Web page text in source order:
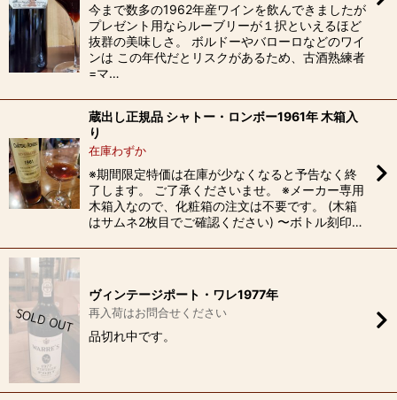
今まで数多の1962年産ワインを飲んできましたが
プレゼント用ならルーブリーが１択といえるほど
抜群の美味しさ。 ボルドーやバローロなどのワイ
ンは この年代だとリスクがあるため、古酒熟練者
=マ…
蔵出し正規品 シャトー・ロンボー1961年 木箱入
り
在庫わずか
※期間限定特価は在庫が少なくなると予告なく終
了します。 ご了承くださいませ。 ※メーカー専用
木箱入なので、化粧箱の注文は不要です。 (木箱
はサムネ2枚目でご確認ください) 〜ボトル刻印…
ヴィンテージポート・ワレ1977年
再入荷はお問合せください
品切れ中です。